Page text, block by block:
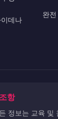
이데나
완전
항
정보는 교육 및